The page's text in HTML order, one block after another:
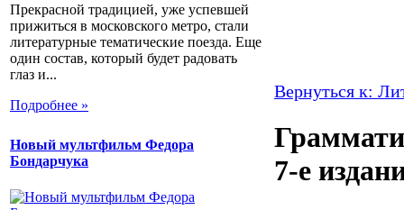
Прекрасной традицией, уже успевшей
прижиться в московского метро, стали
литературные тематические поезда. Еще
один состав, который будет радовать
глаз и...
Подробнее »
Новый мультфильм Федора
Бондарчука
Вернуться к:
7-е